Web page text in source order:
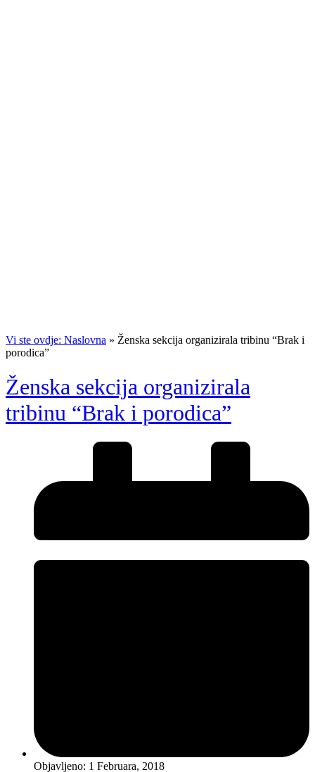
Vi ste ovdje: Naslovna » Ženska sekcija organizirala tribinu “Brak i
porodica”
Ženska sekcija organizirala
tribinu “Brak i porodica”
Objavljeno: 1 Februara, 2018